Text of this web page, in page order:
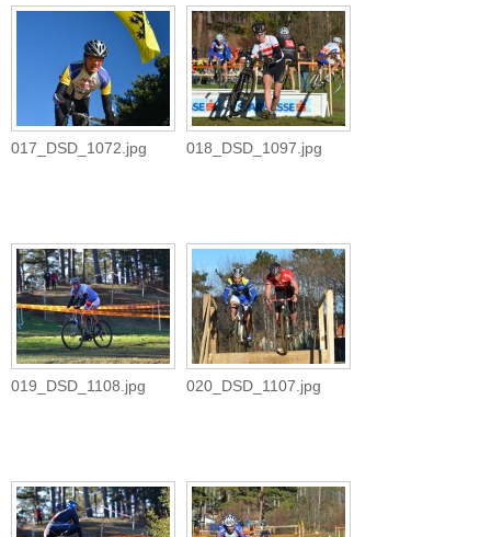
017_DSD_1072.jpg 018_DSD_1097.jpg
019_DSD_1108.jpg 020_DSD_1107.jpg